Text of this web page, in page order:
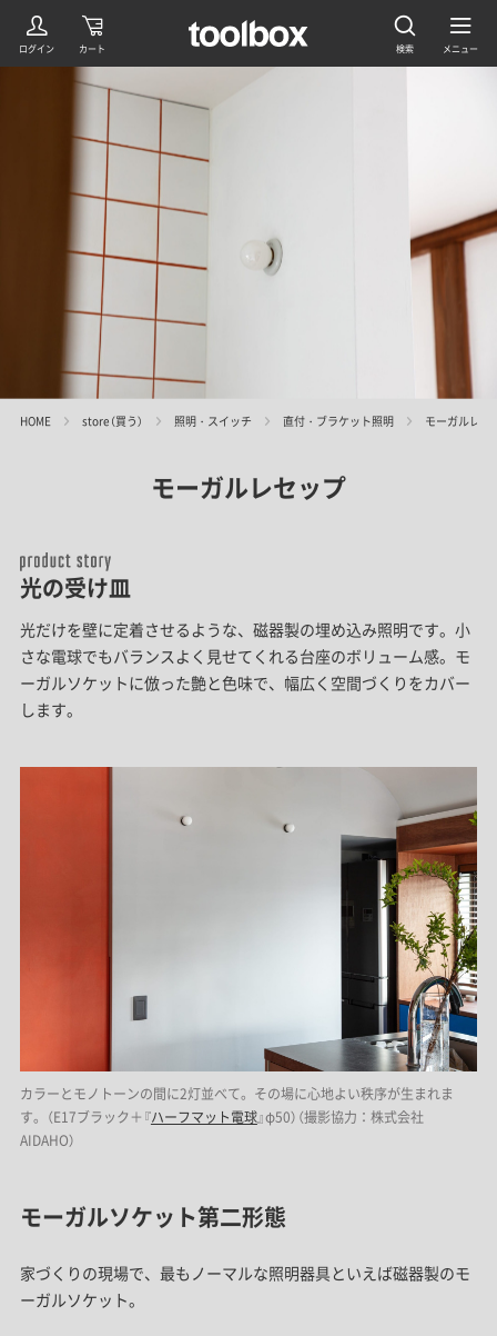
HOME store（買う） 照明・スイッチ 直付・ブラケット照明 モーガルレセ
モーガルレセップ
光の受け皿
光だけを壁に定着させるような、磁器製の埋め込み照明です。小
さな電球でもバランスよく見せてくれる台座のボリューム感。モ
ーガルソケットに倣った艶と色味で、幅広く空間づくりをカバー
します。
カラーとモノトーンの間に2灯並べて。その場に心地よい秩序が生まれま
す。（E17ブラック＋『ハーフマット電球』φ50）（撮影協力：株式会社
AIDAHO）
モーガルソケット第二形態
家づくりの現場で、最もノーマルな照明器具といえば磁器製のモ
ーガルソケット。